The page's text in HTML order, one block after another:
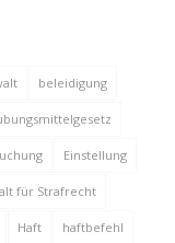
beleidigung
Einstellung
für Strafrecht
Haft haftbefehl